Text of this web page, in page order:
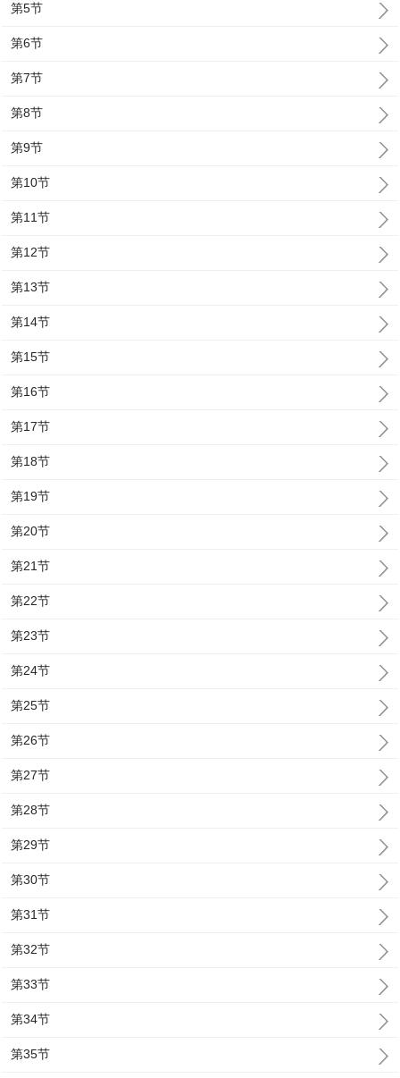
第5节
第6节
第7节
第8节
第9节
第10节
第11节
第12节
第13节
第14节
第15节
第16节
第17节
第18节
第19节
第20节
第21节
第22节
第23节
第24节
第25节
第26节
第27节
第28节
第29节
第30节
第31节
第32节
第33节
第34节
第35节